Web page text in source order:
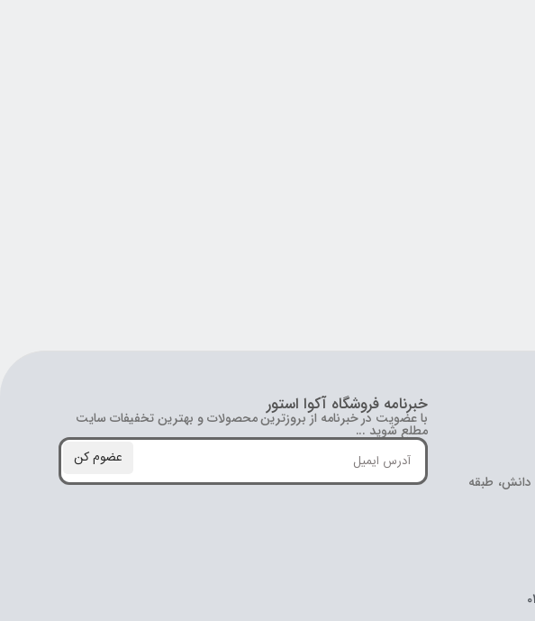
دانش، طبقه
خبرنامه فروشگاه آکوا استور
با عضویت در خبرنامه از بروز‌ترین محصولات و بهترین تخفیفات سایت
مطلع شوید ...
عضوم کن